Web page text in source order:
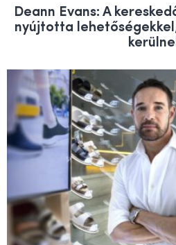
Deann Evans: A
nyújtotta